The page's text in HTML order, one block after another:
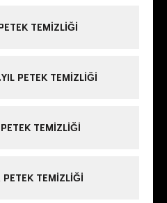
TEMIZLIĞI
PETEK TEMIZLIĞI
TEMIZLIĞI
PETEK TEMIZLIĞI